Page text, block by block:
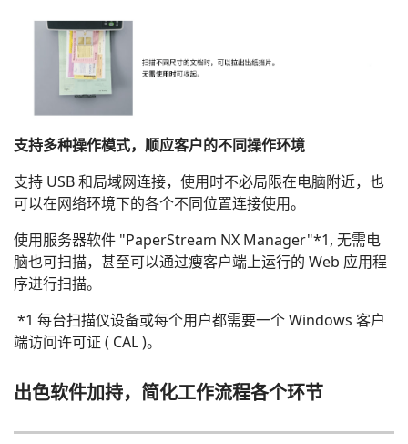
支持多种操作模式，顺应客户的不同操作环境
支持 USB 和局域网连接，使用时不必局限在电脑附近，也
可以在网络环境下的各个不同位置连接使用。
使用服务器软件 "PaperStream NX Manager"*1, 无需电
脑也可扫描，甚至可以通过瘦客户端上运行的 Web 应用程
序进行扫描。
*1 每台扫描仪设备或每个用户都需要一个 Windows 客户
端访问许可证 ( CAL )。
出色软件加持，简化工作流程各个环节